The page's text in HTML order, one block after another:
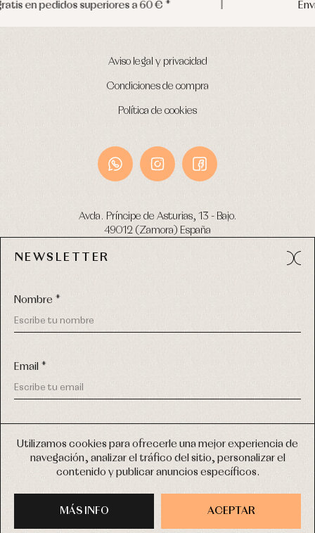
Utilizamos cookies para ofrecerle una mejor experiencia de
navegación, analizar el tráfico del sitio, personalizar el
contenido y publicar anuncios específicos.
ACEPTAR
MÁS INFO
Envíos en península en 24/48 horas
Aviso legal y privacidad
Condiciones de compra
Política de cookies
Avda. Príncipe de Asturias, 13 - Bajo.
49012 (Zamora) España
Tel: 980 049 683
COPYRIGHT © 2026 PRIMER BEBÉ.
TODOS LOS DERECHOS RESERVADOS
DISEÑO WEB SGM
NEWSLETTER
Nombre *
Email *
mis datos personales explicada en laPolítica de privacidad
(*) Quiero recibir novedades y comunicaciones comerciales
personalizadas de Primer Bebé a través del email